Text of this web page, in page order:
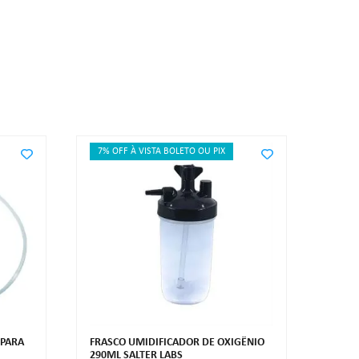
7% OFF À VISTA BOLETO OU PIX
FRASCO UMIDIFICADOR DE OXIGÊNIO
290ML SALTER LABS